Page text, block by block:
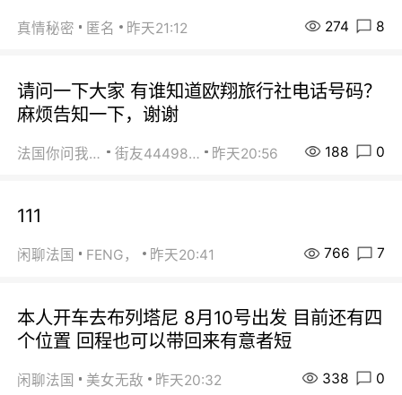
真情秘密 匿名 昨天21:12 274 8
请问一下大家 有谁知道欧翔旅行社电话号码？
麻烦告知一下，谢谢
法国你问我答 街友44498484 昨天20:56 188 0
111
闲聊法国 FENG， 昨天20:41 766 7
本人开车去布列塔尼 8月10号出发 目前还有四
个位置 回程也可以带回来有意者短
闲聊法国 美女无敌 昨天20:32 338 0